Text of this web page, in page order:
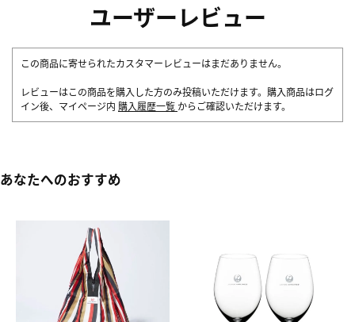
ユーザーレビュー
この商品に寄せられたカスタマーレビューはまだありません。
レビューはこの商品を購入した方のみ投稿いただけます。購入商品はログ
イン後、マイページ内 購入履歴一覧 からご確認いただけます。
あなたへのおすすめ